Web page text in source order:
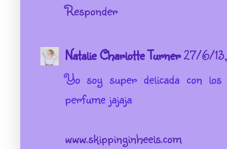
Responder
Natalie Charlotte Turner27/6/
Yo soy super delicada con
perfume jajaja
www.skippinginheels.com